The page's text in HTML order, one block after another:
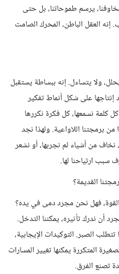
يرسم طموحاتنا، بل حتى
العقل الباطن، المحرك الصامت
ولا يتساءل. إنه ببساطة يستقبل
إنتاجها على شكل أنماط تفكير
كلمة نسمعها، كل فكرة نكررها
برمجتنا اللاواعية. ولهذا نجد
نخاف من أشياء لم نجربها، أو نشعر
سبب ارتياحنا لها.
القديمة؟
القوة، فهل نحن مجرد دمى في يده؟
أن ندرك تأثيره، يمكننا التدخل.
تتطلب الصبر. التوكيدات الإيجابية،
المتكررة يمكنها تغيير المسارات
تصنع الفرق.